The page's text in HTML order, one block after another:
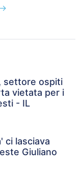
→
settore ospiti
vietata per i
- IL
ci lasciava
Giuliano